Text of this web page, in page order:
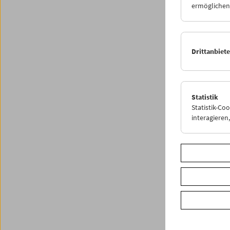
Statistik
Statistik-